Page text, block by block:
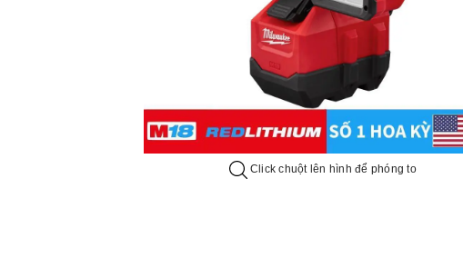
Click chuột lên hình để phóng to